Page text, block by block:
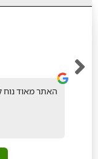
האתר מאוד נוח